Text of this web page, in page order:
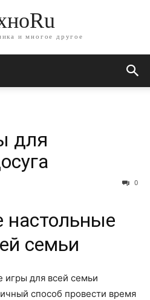
и многое другое
для
0
семьи
для всей семьи
способ провести время